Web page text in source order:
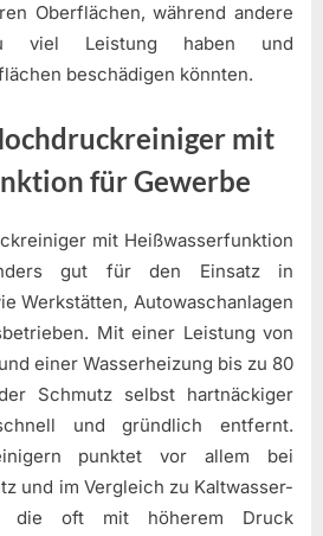
Oberflächen, während andere
viel Leistung haben und
beschädigen könnten.
mit
für Gewerbe
mit Heißwasserfunktion
gut für den Einsatz in
Werkstätten, Autowaschanlagen
Mit einer Leistung von
einer Wasserheizung bis zu 80
Schmutz selbst hartnäckiger
und gründlich entfernt.
punktet vor allem bei
und im Vergleich zu Kaltwasser-
die oft mit höherem Druck